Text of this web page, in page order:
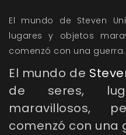
El mundo de Steven
lugares y objetos
comenzó con una guerra.
El mundo de
de seres,
maravillosos,
comenzó con una